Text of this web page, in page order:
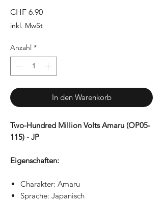
CHF 6.90Preis
inkl. MwSt
Anzahl *
In den Warenkorb
Two-Hundred Million Volts Amaru (OP05-
115) - JP
Eigenschaften:
Charakter: Amaru
Sprache: Japanisch